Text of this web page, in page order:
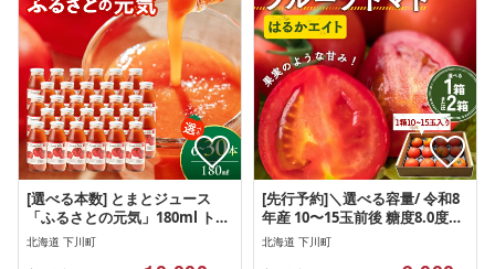
[選べる本数] とまとジュース
「ふるさとの元気」180ml トマ
ト 桃太郎 宗谷の塩 野菜 やさい
故郷 ふるさと 納税 国産 北海道
北海道 下川町
[先行予約]＼選べる容量/ 令和8
年産 10〜15玉前後 糖度8.0度以
上 北はるか産フルーツトマト
はるかエイト 1箱or2箱 フルー
北海道 下川町